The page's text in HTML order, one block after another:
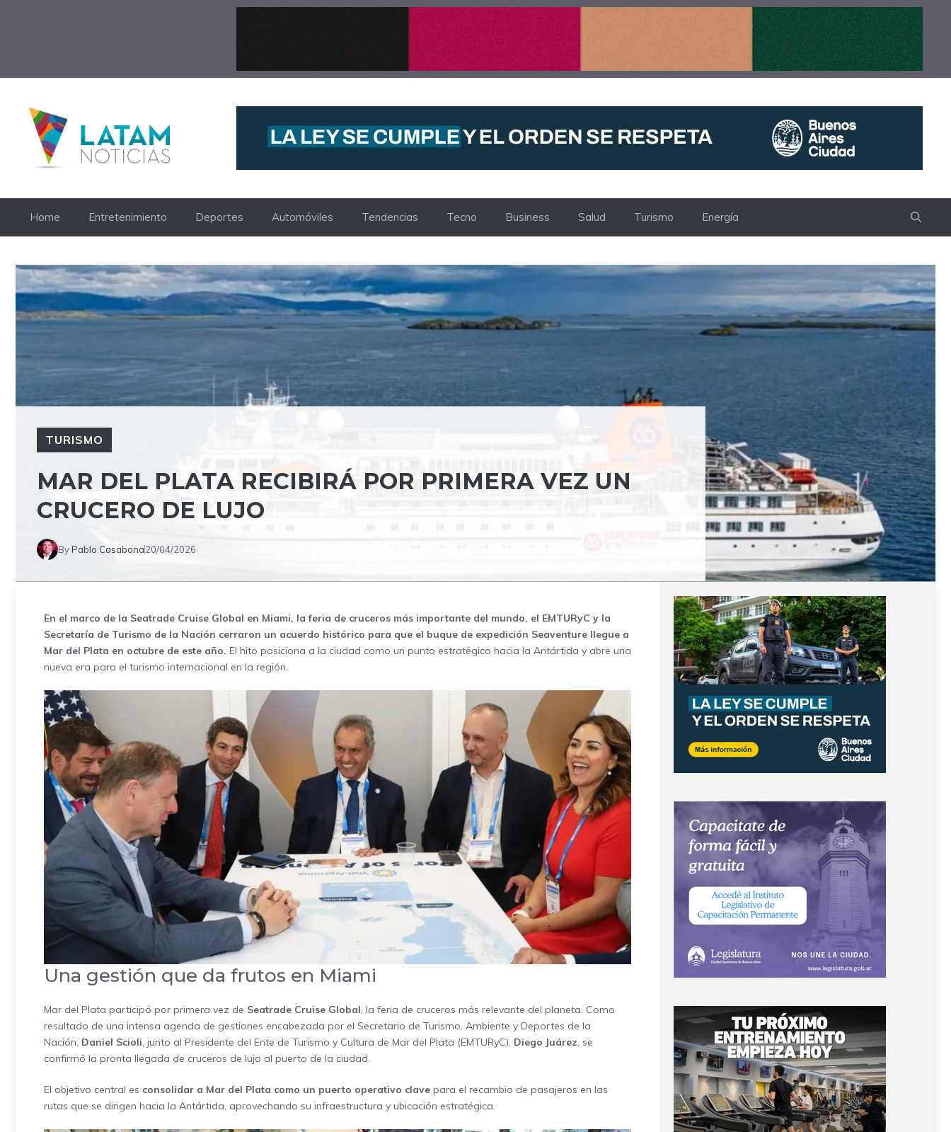
Home Entretenimiento Deportes Automóviles Tendencias Tecno Business Salud Turismo Energía
TURISMO
MAR DEL PLATA RECIBIRÁ POR PRIMERA VEZ UN
CRUCERO DE LUJO
ByPablo Casabona20/04/2026
En el marco de la Seatrade Cruise Global en Miami, la feria de cruceros más importante del mundo, el EMTURyC y la
Secretaría de Turismo de la Nación cerraron un acuerdo histórico para que el buque de expedición Seaventure llegue a
Mar del Plata en octubre de este año. El hito posiciona a la ciudad como un punto estratégico hacia la Antártida y abre una
nueva era para el turismo internacional en la región.
Una gestión que da frutos en Miami
Mar del Plata participó por primera vez de Seatrade Cruise Global, la feria de cruceros más relevante del planeta. Como
resultado de una intensa agenda de gestiones encabezada por el Secretario de Turismo, Ambiente y Deportes de la
Nación, Daniel Scioli, junto al Presidente del Ente de Turismo y Cultura de Mar del Plata (EMTURyC), Diego Juárez, se
confirmó la pronta llegada de cruceros de lujo al puerto de la ciudad.
El objetivo central es consolidar a Mar del Plata como un puerto operativo clave para el recambio de pasajeros en las
rutas que se dirigen hacia la Antártida, aprovechando su infraestructura y ubicación estratégica.